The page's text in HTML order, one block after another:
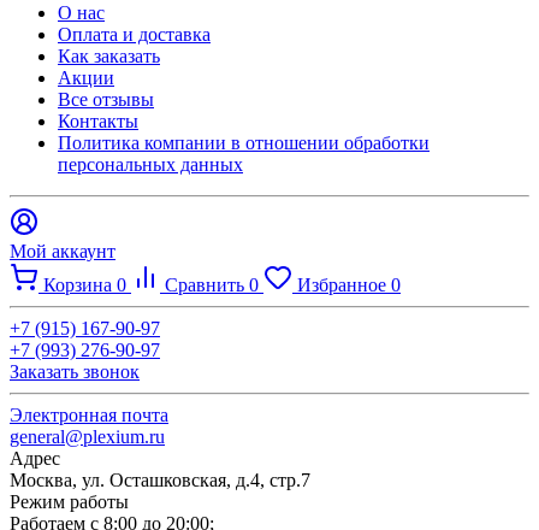
О нас
Оплата и доставка
Как заказать
Акции
Все отзывы
Контакты​
Политика компании в отношении обработки
персональных данных
Мой аккаунт
Корзина 0 Сравнить 0 Избранное 0
+7 (915) 167-90-97
+7 (993) 276-90-97
Заказать звонок
Электронная почта
general@plexium.ru
Адрес
Москва, ул. Осташковская, д.4, стр.7
Режим работы
Работаем с 8:00 до 20:00;